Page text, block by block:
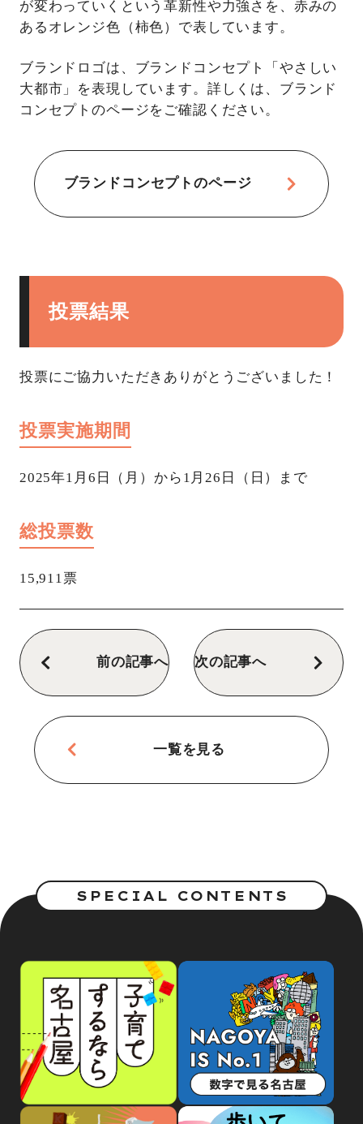
が変わっていくという革新性や力強さを、赤みの
あるオレンジ色（柿色）で表しています。
ブランドロゴは、ブランドコンセプト「やさしい
大都市」を表現しています。詳しくは、ブランド
コンセプトのページをご確認ください。
ブランドコンセプトのページ
投票結果
投票にご協力いただきありがとうございました！
投票実施期間
2025年1月6日（月）から1月26日（日）まで
総投票数
15,911票
前の記事へ 次の記事へ
一覧を見る
SPECIAL CONTENTS